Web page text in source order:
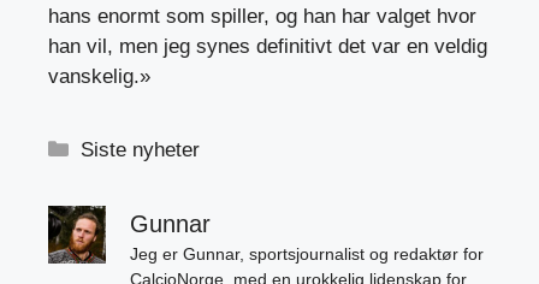
hans enormt som spiller, og han har valget hvor
han vil, men jeg synes definitivt det var en veldig
vanskelig.»
Kategorier
Siste nyheter
Gunnar
Jeg er Gunnar, sportsjournalist og redaktør for
CalcioNorge, med en urokkelig lidenskap for